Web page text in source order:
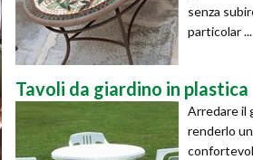
senza
particolar ...
Tavoli da giardino in plastica
Arredare il
renderlo